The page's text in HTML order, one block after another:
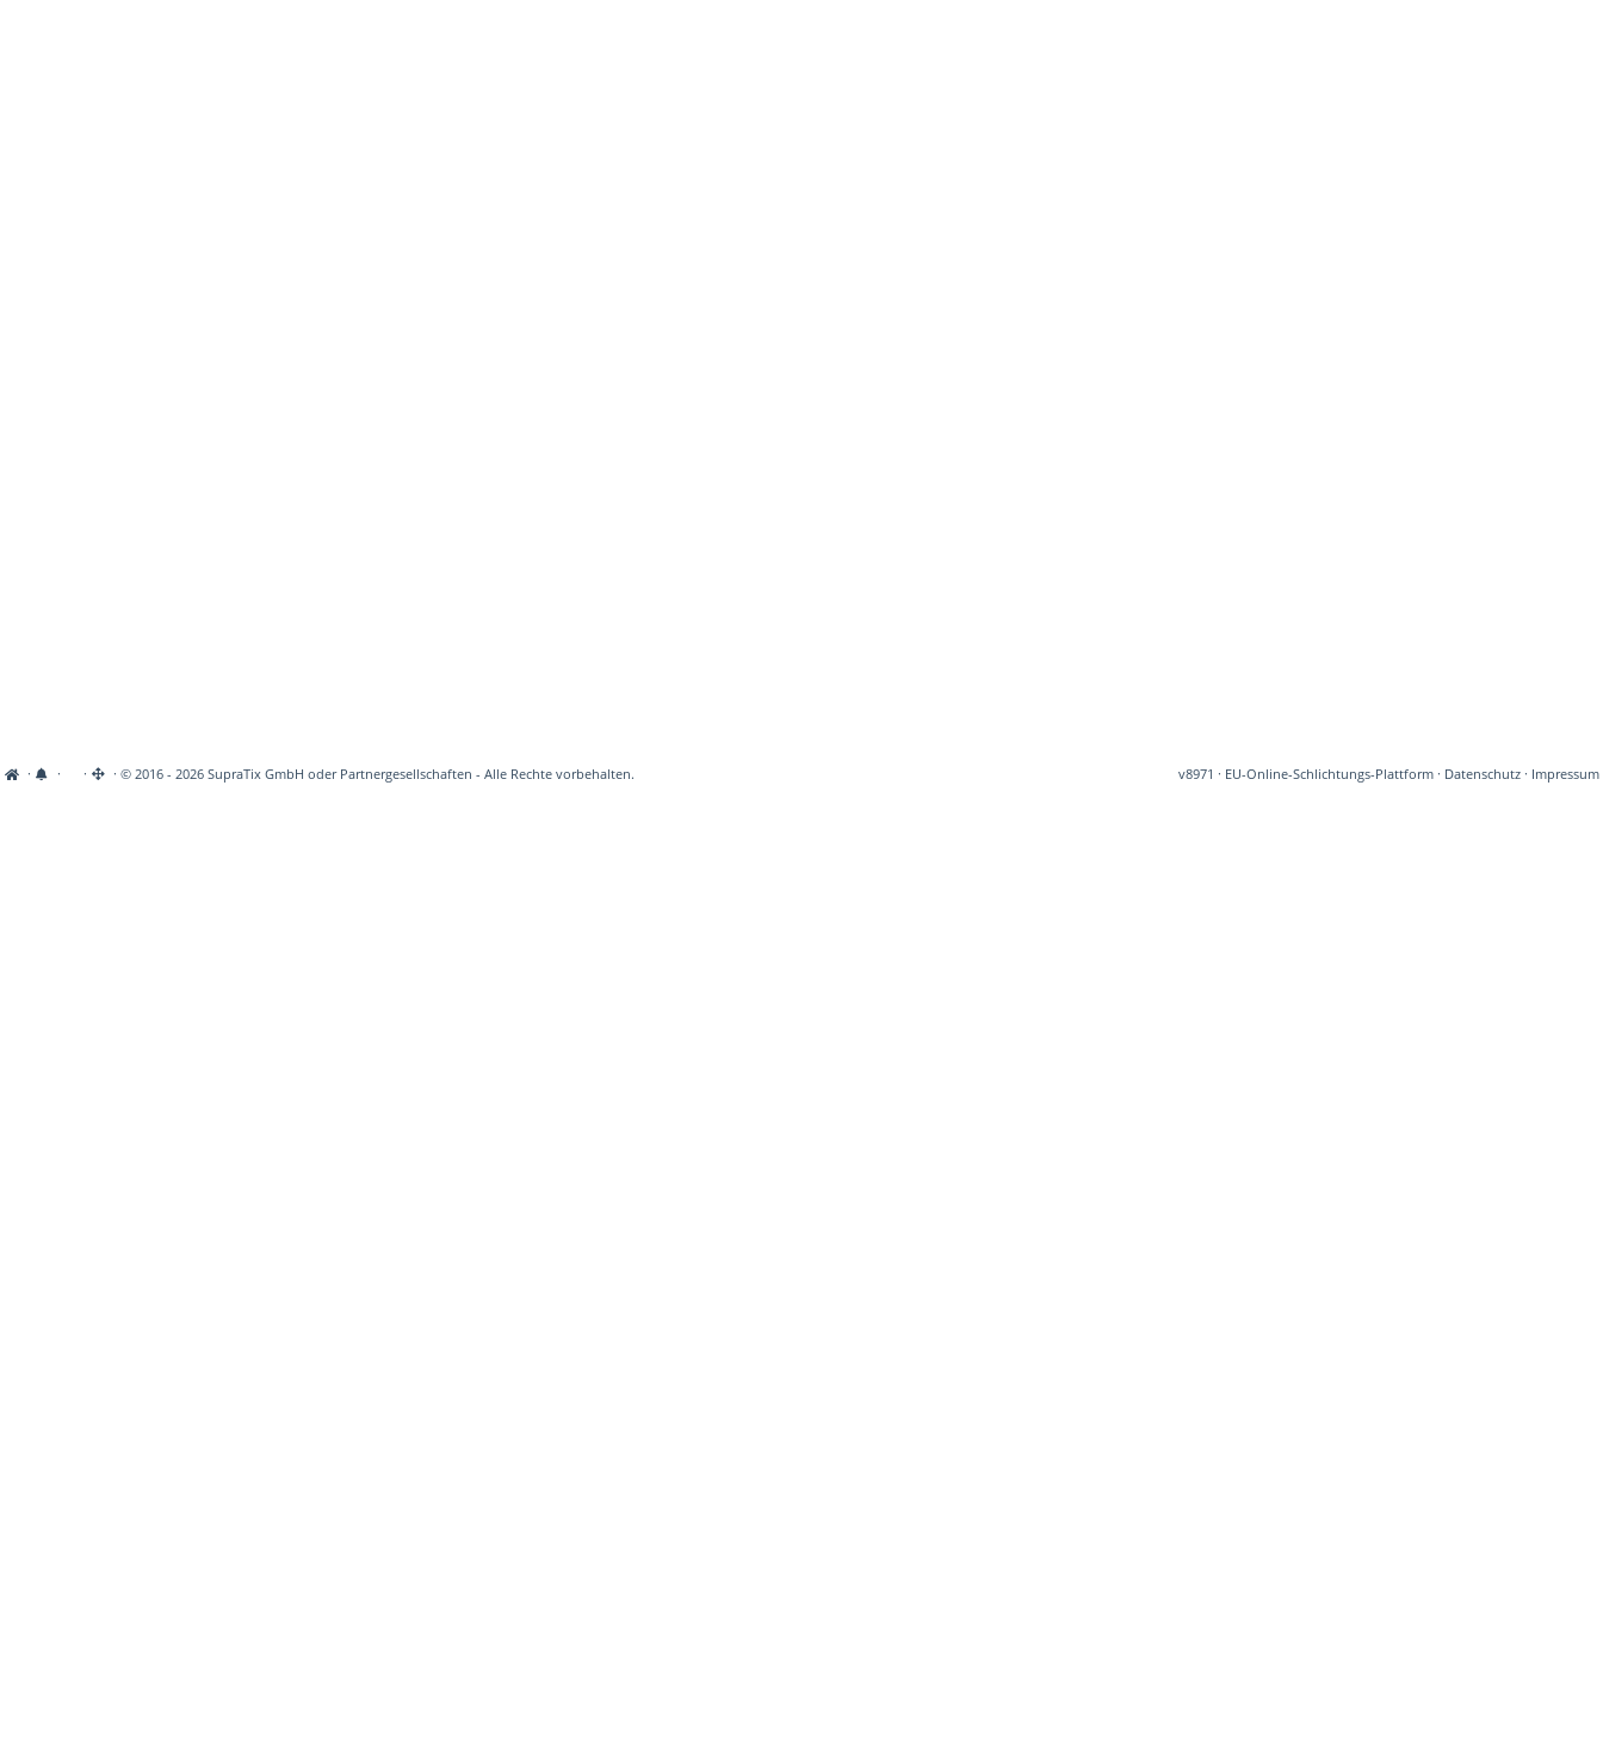
· · · · © 2016 - 2026 SupraTix GmbH oder Partnergesellschaften - Alle Rechte vorbehalten. v8971 · EU-Online-Schlichtungs-Plattform· Datenschutz· Impressum